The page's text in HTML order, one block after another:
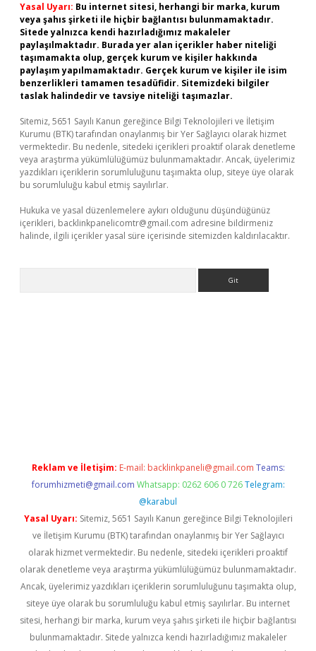
Yasal Uyarı: Bu internet sitesi, herhangi bir marka, kurum
veya şahıs şirketi ile hiçbir bağlantısı bulunmamaktadır.
Sitede yalnızca kendi hazırladığımız makaleler
paylaşılmaktadır. Burada yer alan içerikler haber niteliği
taşımamakta olup, gerçek kurum ve kişiler hakkında
paylaşım yapılmamaktadır. Gerçek kurum ve kişiler ile isim
benzerlikleri tamamen tesadüfidir. Sitemizdeki bilgiler
taslak halindedir ve tavsiye niteliği taşımazlar.
Sitemiz, 5651 Sayılı Kanun gereğince Bilgi Teknolojileri ve İletişim
Kurumu (BTK) tarafından onaylanmış bir Yer Sağlayıcı olarak hizmet
vermektedir. Bu nedenle, sitedeki içerikleri proaktif olarak denetleme
veya araştırma yükümlülüğümüz bulunmamaktadır. Ancak, üyelerimiz
yazdıkları içeriklerin sorumluluğunu taşımakta olup, siteye üye olarak
bu sorumluluğu kabul etmiş sayılırlar.
Hukuka ve yasal düzenlemelere aykırı olduğunu düşündüğünüz
içerikleri, backlinkpanelicomtr@gmail.com adresine bildirmeniz
halinde, ilgili içerikler yasal süre içerisinde sitemizden kaldırılacaktır.
Reklam ve İletişim: E-mail: backlinkpaneli@gmail.com Teams:
forumhizmeti@gmail.com Whatsapp: 0262 606 0 726 Telegram:
@karabul
Yasal Uyarı: Sitemiz, 5651 Sayılı Kanun gereğince Bilgi Teknolojileri
ve İletişim Kurumu (BTK) tarafından onaylanmış bir Yer Sağlayıcı
olarak hizmet vermektedir. Bu nedenle, sitedeki içerikleri proaktif
olarak denetleme veya araştırma yükümlülüğümüz bulunmamaktadır.
Ancak, üyelerimiz yazdıkları içeriklerin sorumluluğunu taşımakta olup,
siteye üye olarak bu sorumluluğu kabul etmiş sayılırlar. Bu internet
sitesi, herhangi bir marka, kurum veya şahıs şirketi ile hiçbir bağlantısı
bulunmamaktadır. Sitede yalnızca kendi hazırladığımız makaleler